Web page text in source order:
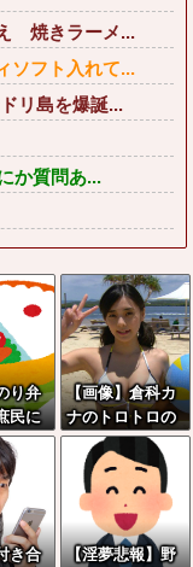
焼きラーメ...
ソフト入れて...
リ島を爆誕...
か質問あ...
り弁
民に
なっ
【画像】倉科カ
ナのトロトロの
乳、ドラマで揺
れまくるwwww
ww
き合
【淫夢悲報】野